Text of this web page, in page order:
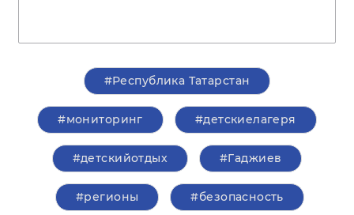
#Республика Татарстан
#мониторинг #детскиелагеря
#детскийотдых #Гаджиев
#регионы #безопасность